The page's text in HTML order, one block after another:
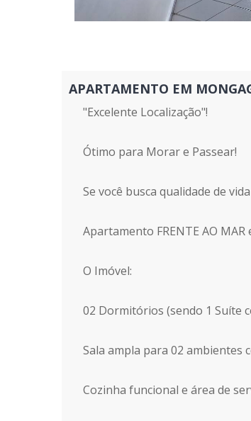
APARTAMENTO EM
"Excelente Localização"!
Ótimo para Morar e Passear!
Se você busca qualidade de
Apartamento FRENTE AO
O Imóvel:
02 Dormitórios (sendo 1 Suíte
Sala ampla para 02 ambientes
Cozinha funcional e área de